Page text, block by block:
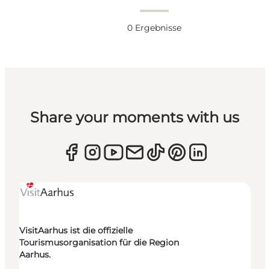
0 Ergebnisse
Share your moments with us
VisitAarhus ist die offizielle
Tourismusorganisation für die Region
Aarhus.